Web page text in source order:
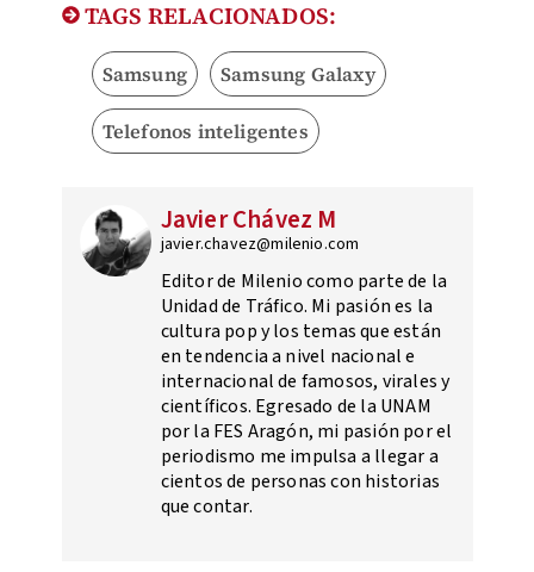
TAGS RELACIONADOS:
Samsung Samsung Galaxy
Telefonos inteligentes
Javier Chávez M
javier.chavez@milenio.com
Editor de Milenio como parte de la
Unidad de Tráfico. Mi pasión es la
cultura pop y los temas que están
en tendencia a nivel nacional e
internacional de famosos, virales y
científicos. Egresado de la UNAM
por la FES Aragón, mi pasión por el
periodismo me impulsa a llegar a
cientos de personas con historias
que contar.